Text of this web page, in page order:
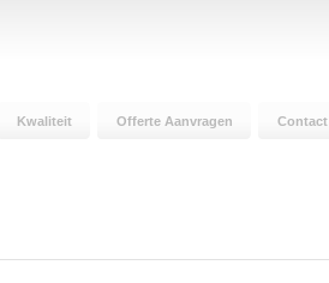
Kwaliteit Offerte Aanvragen Contact